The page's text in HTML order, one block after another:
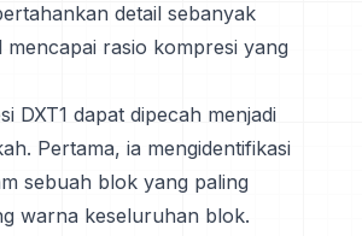
detail sebanyak
mencapai rasio kompresi yang
DXT1 dapat dipecah menjadi
Pertama, ia mengidentifikasi
sebuah blok yang paling
warna keseluruhan blok.